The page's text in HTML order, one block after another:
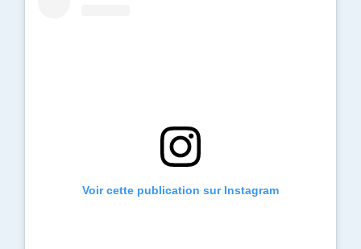
Voir cette publication sur Instagram